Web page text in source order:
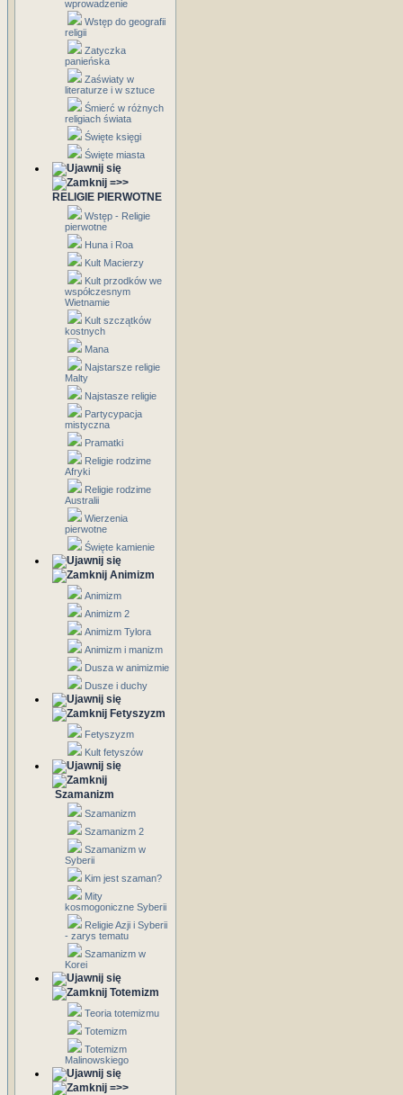
wprowadzenie
Wstęp do geografii
religii
Zatyczka
panieńska
Zaświaty w
literaturze i w sztuce
Śmierć w różnych
religiach świata
Święte księgi
Święte miasta
=>>
RELIGIE PIERWOTNE
Wstęp - Religie
pierwotne
Huna i Roa
Kult Macierzy
Kult przodków we
współczesnym
Wietnamie
Kult szczątków
kostnych
Mana
Najstarsze religie
Malty
Najstasze religie
Partycypacja
mistyczna
Pramatki
Religie rodzime
Afryki
Religie rodzime
Australii
Wierzenia
pierwotne
Święte kamienie
Animizm
Animizm
Animizm 2
Animizm Tylora
Animizm i manizm
Dusza w animizmie
Dusze i duchy
Fetyszyzm
Fetyszyzm
Kult fetyszów
Szamanizm
Szamanizm
Szamanizm 2
Szamanizm w
Syberii
Kim jest szaman?
Mity
kosmogoniczne Syberii
Religie Azji i Syberii
- zarys tematu
Szamanizm w
Korei
Totemizm
Teoria totemizmu
Totemizm
Totemizm
Malinowskiego
=>>